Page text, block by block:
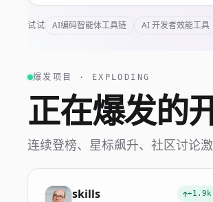
试试 AI编码智能体工具链 AI 开发者效能工具
爆发项目 · EXPLODING
正在爆发的
连续登榜、星标飙升、社区讨论
skills +1.9k